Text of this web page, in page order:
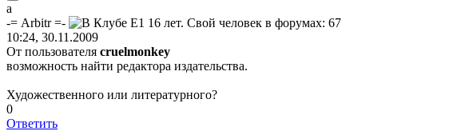
a
-= Arbitr =-
10:24, 30.11.2009
От пользователя сruelmonkey
возможность найти редактора издательства.
Художественного или литературного?
0
Ответить